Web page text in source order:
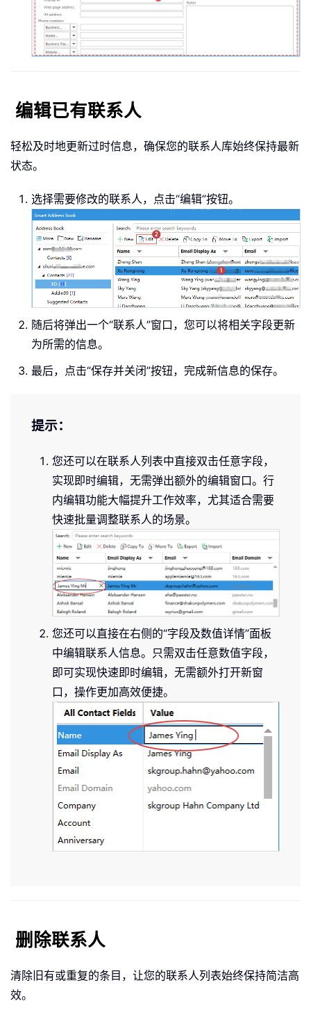
编辑已有联系人
轻松及时地更新过时信息，确保您的联系人库始终保持最新
状态。
选择需要修改的联系人，点击“编辑”按钮。
随后将弹出一个“联系人”窗口，您可以将相关字段更新
为所需的信息。
最后，点击“保存并关闭”按钮，完成新信息的保存。
提示：
您还可以在联系人列表中直接双击任意字段，
实现即时编辑，无需弹出额外的编辑窗口。行
内编辑功能大幅提升工作效率，尤其适合需要
快速批量调整联系人的场景。
您还可以直接在右侧的“字段及数值详情”面板
中编辑联系人信息。只需双击任意数值字段，
即可实现快速即时编辑，无需额外打开新窗
口，操作更加高效便捷。
删除联系人
清除旧有或重复的条目，让您的联系人列表始终保持简洁高
效。